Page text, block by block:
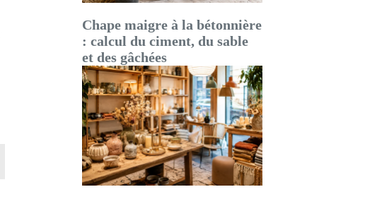
Chape maigre à la bétonnière
: calcul du ciment, du sable
et des gâchées